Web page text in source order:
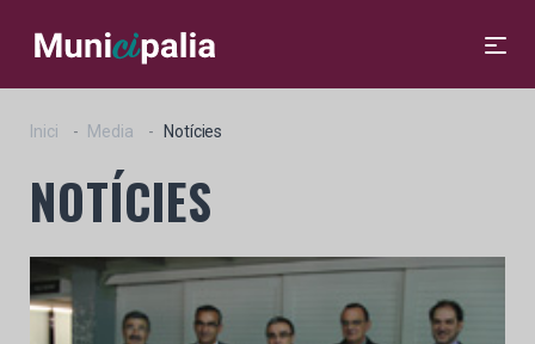
Inici Media Notícies
NOTÍCIES